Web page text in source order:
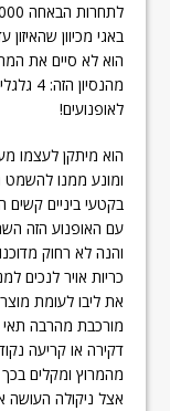
באגי מכיוון
הוא לא סיים את
לאופנועים!
הוא מיתקן לעצמו
ומונע ממנו להשמט
בקטעי ביניים
והנה לא רחוק
כריות אויר לנכים
את ליבו לעומת
מורכבת מהרבה
דקירה או קריעה
מהמרוץ ומקלים
אצל ניקולה העושה